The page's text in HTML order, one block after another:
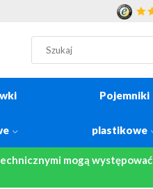
Pojemniki
plastikowe
mogą